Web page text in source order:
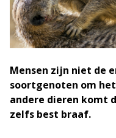
Mensen zijn niet de
soortgenoten om
andere dieren komt
zelfs best braaf.